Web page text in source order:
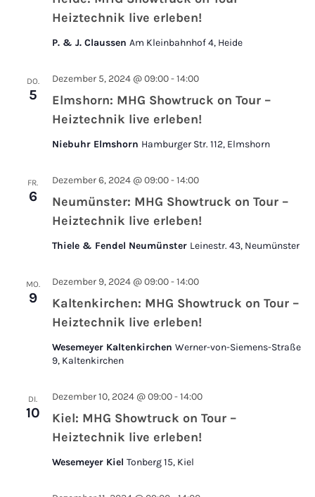
Heiztechnik live erleben!
P. & J. Claussen Am Kleinbahnhof 4, Heide
DO.
5
Elmshorn: MHG Showtruck on Tour –
Heiztechnik live erleben!
Dezember 5, 2024 @ 09:00-14:00
Niebuhr Elmshorn Hamburger Str. 112, Elmshorn
FR.
6
Neumünster: MHG Showtruck on Tour –
Heiztechnik live erleben!
Dezember 6, 2024 @ 09:00-14:00
Thiele & Fendel Neumünster Leinestr. 43, Neumünster
MO.
9
Kaltenkirchen: MHG Showtruck on Tour –
Heiztechnik live erleben!
Dezember 9, 2024 @ 09:00-14:00
Wesemeyer Kaltenkirchen Werner-von-Siemens-Straße
9, Kaltenkirchen
DI.
10
Kiel: MHG Showtruck on Tour –
Heiztechnik live erleben!
Dezember 10, 2024 @ 09:00-14:00
Wesemeyer Kiel Tonberg 15, Kiel